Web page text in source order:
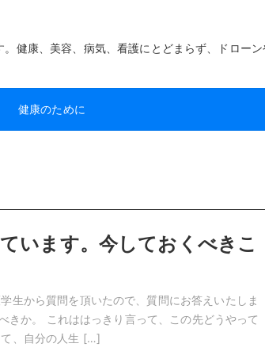
健康、美容、病気、看護にとどまらず、ドロー
健康のために
います。今しておくべきこ
生から質問を頂いたので、質問にお答えいたしま
きか。 これははっきり言って、この先どうやって
て、自分の人生 […]